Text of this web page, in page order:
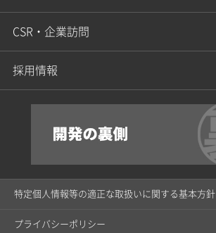
CSR・企業訪問
採用情報
特定個人情報等の適正な取扱いに関する基本方針
プライバシーポリシー